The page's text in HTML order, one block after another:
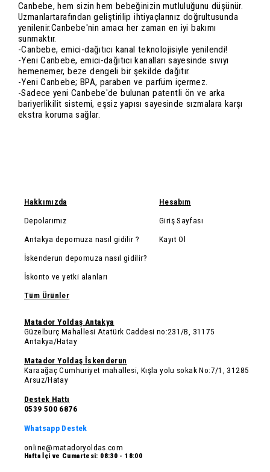
Canbebe, hem sizin hem bebeğinizin mutluluğunu düşünür.
Uzmanlartarafından geliştirilip ihtiyaçlarınız doğrultusunda
yenilenir.Canbebe'nin amacı her zaman en iyi bakımı
sunmaktır.
-Canbebe, emici-dağıtıcı kanal teknolojisiyle yenilendi!
-Yeni Canbebe, emici-dağıtıcı kanalları sayesinde sıvıyı
hemenemer, beze dengeli bir şekilde dağıtır.
-Yeni Canbebe; BPA, paraben ve parfüm içermez.
-Sadece yeni Canbebe'de bulunan patentli ön ve arka
bariyerlikilit sistemi, eşsiz yapısı sayesinde sızmalara karşı
ekstra koruma sağlar.
Hakkımızda
Depolarımız
Antakya depomuza nasıl gidilir ?
İskenderun depomuza nasıl gidilir?
İskonto ve yetki alanları
Hesabım
Giriş Sayfası
Kayıt Ol
Tüm Ürünler
Matador Yoldaş Antakya
Güzelburç Mahallesi Atatürk Caddesi no:231/B, 31175
Antakya/Hatay
Matador Yoldaş İskenderun
Karaağaç Cumhuriyet mahallesi, Kışla yolu sokak No:7/1, 31285
Arsuz/Hatay
Destek Hattı
0539 500 6876
Whatsapp Destek
online@matadoryoldas.com
Hafta İçi ve Cumartesi: 08:30 - 18:00